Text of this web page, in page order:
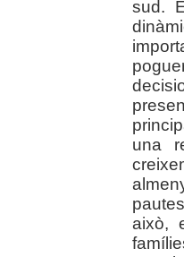
sud.
una
això,